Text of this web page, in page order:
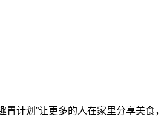
计划”让更多的人在家里分享美食，